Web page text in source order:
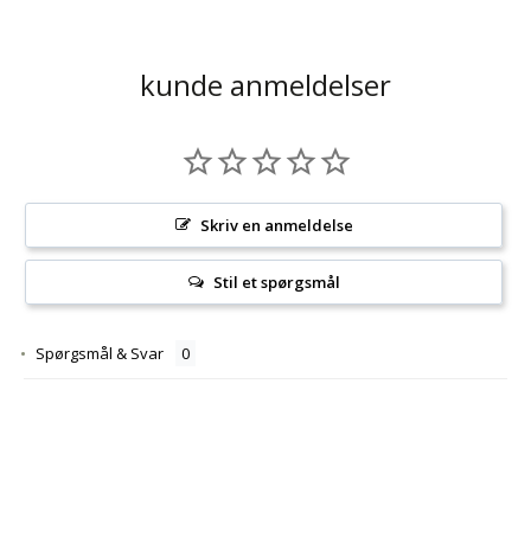
kunde anmeldelser
Skriv en anmeldelse
Stil et spørgsmål
Spørgsmål & Svar